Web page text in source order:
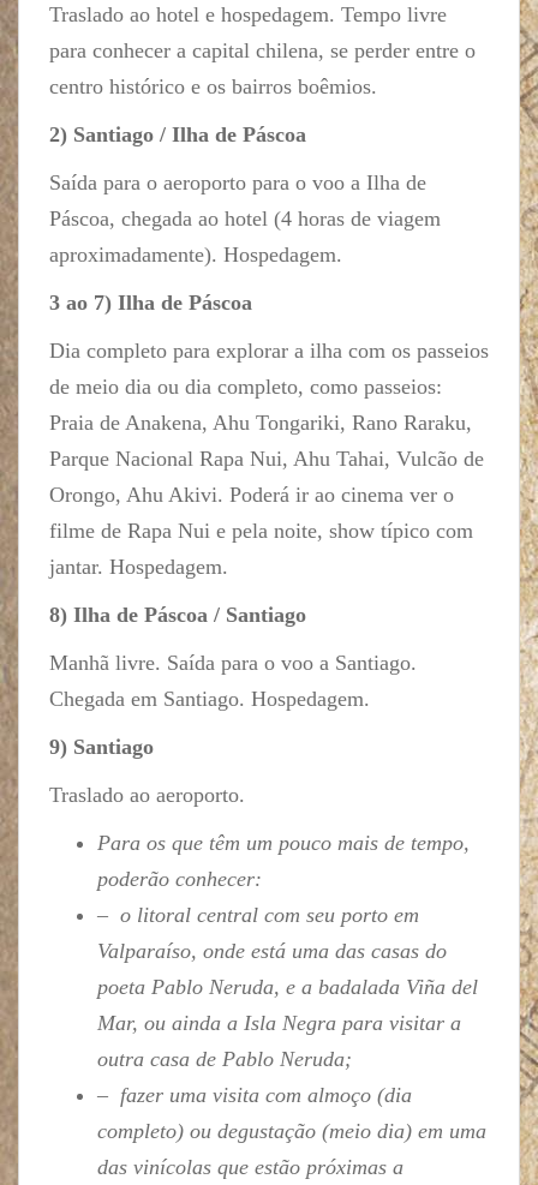
Traslado ao hotel e hospedagem. Tempo livre
para conhecer a capital chilena, se perder entre o
centro histórico e os bairros boêmios.
2) Santiago / Ilha de Páscoa
Saída para o aeroporto para o voo a Ilha de
Páscoa, chegada ao hotel (4 horas de viagem
aproximadamente). Hospedagem.
3 ao 7) Ilha de Páscoa
Dia completo para explorar a ilha com os passeios
de meio dia ou dia completo, como passeios:
Praia de Anakena, Ahu Tongariki, Rano Raraku,
Parque Nacional Rapa Nui, Ahu Tahai, Vulcão de
Orongo, Ahu Akivi. Poderá ir ao cinema ver o
filme de Rapa Nui e pela noite, show típico com
jantar. Hospedagem.
8) Ilha de Páscoa / Santiago
Manhã livre. Saída para o voo a Santiago.
Chegada em Santiago. Hospedagem.
9) Santiago
Traslado ao aeroporto.
Para os que têm um pouco mais de tempo,
poderão conhecer:
– o litoral central com seu porto em
Valparaíso, onde está uma das casas do
poeta Pablo Neruda, e a badalada Viña del
Mar, ou ainda a Isla Negra para visitar a
outra casa de Pablo Neruda;
– fazer uma visita com almoço (dia
completo) ou degustação (meio dia) em uma
das vinícolas que estão próximas a